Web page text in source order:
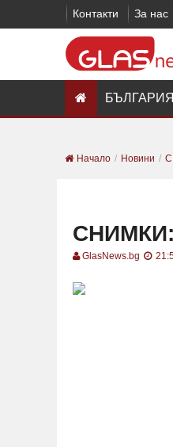
Контакти За нас
БЪЛГАРИЯ
Начало Новини
СНИМКИ:
GlasNews.bg